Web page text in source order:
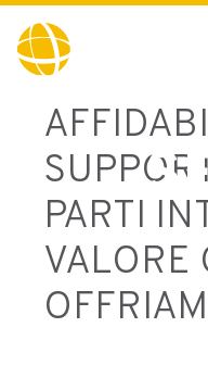
PARTI
VALORE